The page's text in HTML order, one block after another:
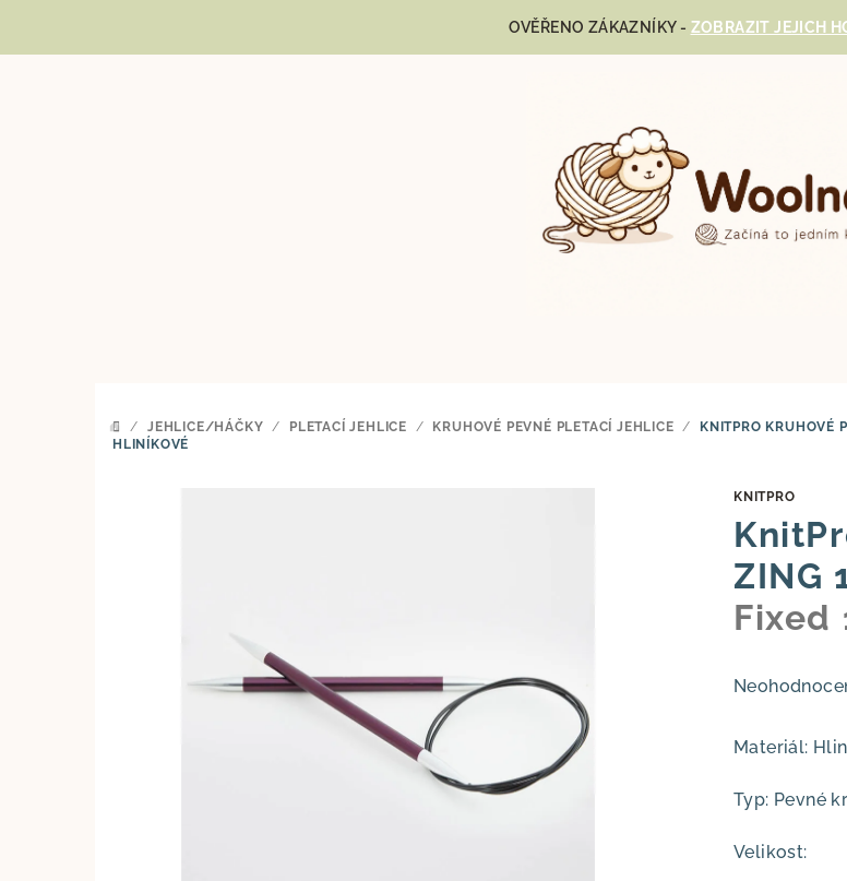
OVĚŘENO ZÁKAZNÍKY - ZOBRAZIT JEJICH
DOMŮ
/ JEHLICE/HÁČKY / PLETACÍ JEHLICE / KRUHOVÉ PEVNÉ PLETACÍ JEHLICE / KNITPRO KRUHOVÉ
HLINÍKOVÉ
KNITPRO
ZING
Fixed
Průměrné
produktu
0,0
5
Materiál:
Typ: Pevné
Velikost: